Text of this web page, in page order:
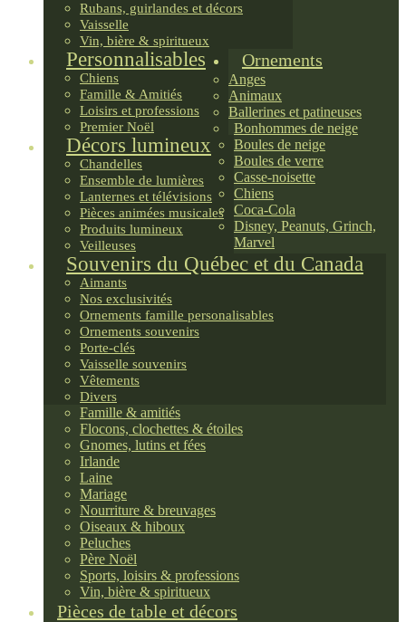
Rubans, guirlandes et décors
Vaisselle
Vin, bière & spiritueux
Personnalisables
Chiens
Famille & Amitiés
Loisirs et professions
Premier Noël
Décors lumineux
Chandelles
Ensemble de lumières
Lanternes et télévisions
Pièces animées musicales
Produits lumineux
Veilleuses
Souvenirs du Québec et du Canada
Aimants
Nos exclusivités
Ornements famille personalisables
Ornements souvenirs
Porte-clés
Vaisselle souvenirs
Vêtements
Divers
Ornements
Anges
Animaux
Ballerines et patineuses
Bonhommes de neige
Boules de neige
Boules de verre
Casse-noisette
Chiens
Coca-Cola
Disney, Peanuts, Grinch,
Marvel
Famille & amitiés
Flocons, clochettes & étoiles
Gnomes, lutins et fées
Irlande
Laine
Mariage
Nourriture & breuvages
Oiseaux & hiboux
Peluches
Père Noël
Sports, loisirs & professions
Vin, bière & spiritueux
Pièces de table et décors